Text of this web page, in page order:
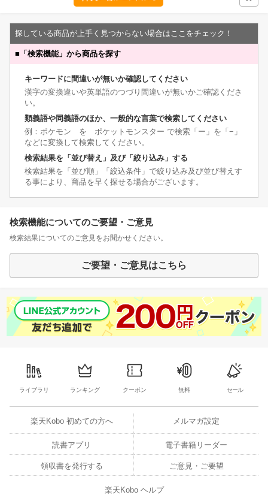
探している商品が上手く見つからない場合はここをチェック！
■ 「検索機能」から商品を探す
キーワードに間違いが無いか確認してください
漢字の変換違いや英単語のつづり間違いが無いかご確認くださ
い。
類義語や同義語のほか、一般的な言葉で検索してください
例：ポケモン を ポケットモンスター で検索「ー」を「−」
などに変換して検索してください。
検索結果を「並び替え」及び「絞り込み」する
検索結果を「並び順」「絞込条件」で絞り込み及び並び替えす
る事により、商品を早く探せる場合がございます。
検索機能についてのご要望・ご意見
検索結果についてのご意見をお聞かせください。
ご要望・ご意見はこちら
ライブラリ ランキング クーポン 無料 セール
楽天Kobo 初めての方へ メルマガ設定
読書アプリ 電子書籍リーダー
領収書を発行する ご意見・ご要望
楽天Kobo ヘルプ